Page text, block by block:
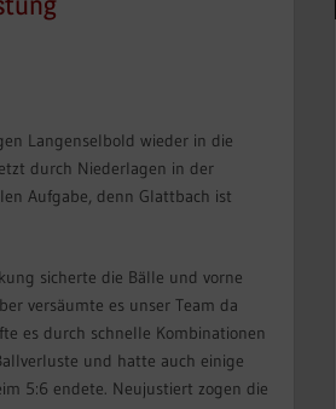
Langenselbold wieder in die
durch Niederlagen in der
Aufgabe, denn Glattbach ist
sicherte die Bälle und vorne
versäumte es unser Team da
es durch schnelle Kombinationen
und hatte auch einige
5:6 endete. Neujustiert zogen die